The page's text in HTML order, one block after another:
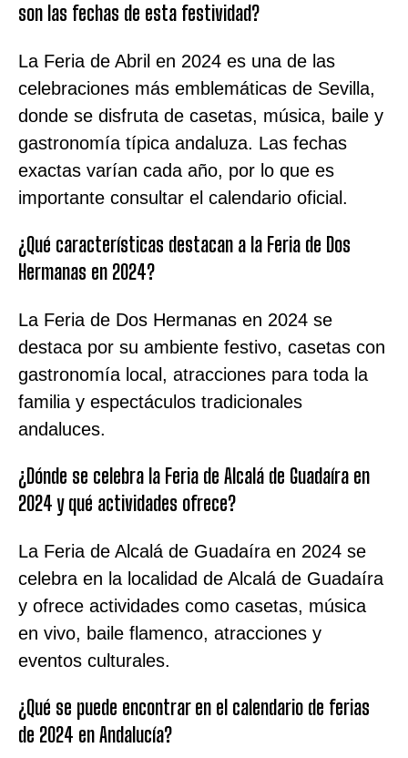
son las fechas de esta festividad?
La Feria de Abril en 2024 es una de las
celebraciones más emblemáticas de Sevilla,
donde se disfruta de casetas, música, baile y
gastronomía típica andaluza. Las fechas
exactas varían cada año, por lo que es
importante consultar el calendario oficial.
¿Qué características destacan a la Feria de Dos
Hermanas en 2024?
La Feria de Dos Hermanas en 2024 se
destaca por su ambiente festivo, casetas con
gastronomía local, atracciones para toda la
familia y espectáculos tradicionales
andaluces.
¿Dónde se celebra la Feria de Alcalá de Guadaíra en
2024 y qué actividades ofrece?
La Feria de Alcalá de Guadaíra en 2024 se
celebra en la localidad de Alcalá de Guadaíra
y ofrece actividades como casetas, música
en vivo, baile flamenco, atracciones y
eventos culturales.
¿Qué se puede encontrar en el calendario de ferias
de 2024 en Andalucía?